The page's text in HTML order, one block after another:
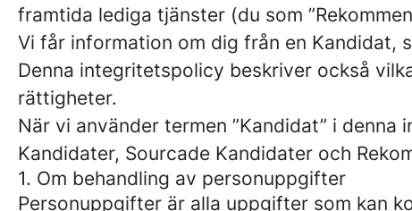
framtida lediga tjänster (du som
Vi får information om dig från en Kandidat,
Denna integritetspolicy beskriver också
rättigheter.
När vi använder termen ”Kandidat” i
Kandidater, Sourcade Kandidater och
1. Om behandling av personuppgifter
Personuppgifter är alla uppgifter som kan